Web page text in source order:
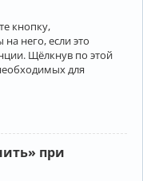
кнопку,
него, если это
Щёлкнув по этой
для
при